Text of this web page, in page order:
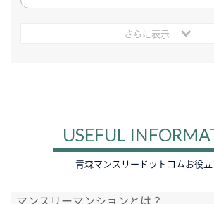
さらに表示
USEFUL
青森マンスリードットコムお役
マンスリーマンションとは？